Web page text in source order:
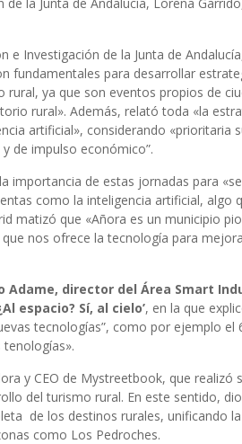
e Investigación de la Junta de
fundamentales para desarrollar
ya que son eventos propios de
rural». Además, relató toda «la
artificial», considerando «prioritaria
de impulso económico”.
importancia de estas jornadas para
como la inteligencia artificial, algo
matizó que «Añora es un municipio
nos ofrece la tecnología para
Adame, director del Área Smart
espacio? Sí, al cielo’, en la que
tecnologías”, como por ejemplo el
y CEO de Mystreetbook, que realizó
del turismo rural. En este sentido,
de los destinos rurales, unificando
como Los Pedroches.